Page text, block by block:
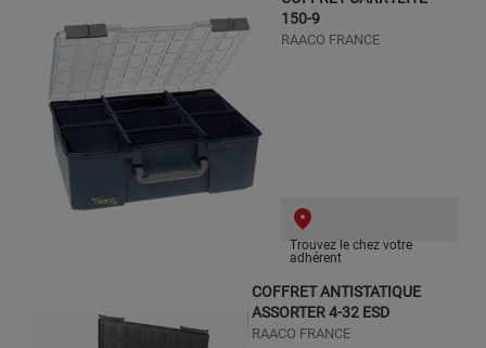
150-9
RAACO FRANCE
Trouvez le chez votre
adhérent
COFFRET ANTISTATIQUE
ASSORTER 4-32 ESD
RAACO FRANCE